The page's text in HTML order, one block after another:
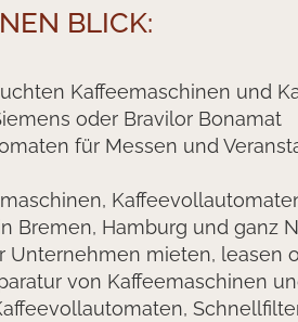
BLICK:
Kaffeemaschinen und
oder Bravilor Bonamat
für Messen und
Bremen, Hamburg und ganz
Unternehmen mieten, leasen
von Kaffeemaschinen